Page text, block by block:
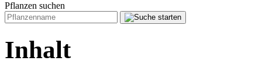
Pflanzen suchen
Inhalt